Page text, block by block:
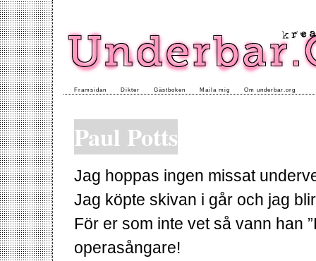
Framsidan Dikter Gästboken Maila mig Om underbar.org
Paul Potts
Jag hoppas ingen missat
Jag köpte skivan i går och jag
För er som inte vet så vann han
operasångare!